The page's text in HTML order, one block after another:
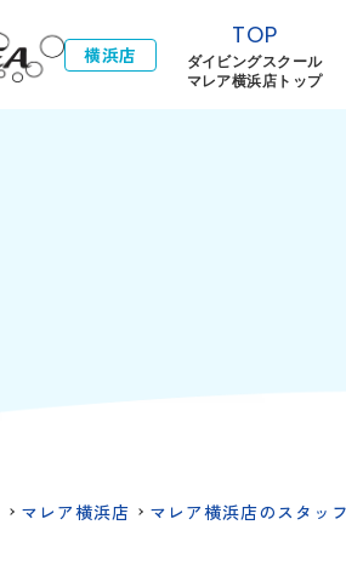
横浜店
TOP
ダイビングスクール
マレア横浜店トップ
マレア横浜店 マレア横浜店のスタッ